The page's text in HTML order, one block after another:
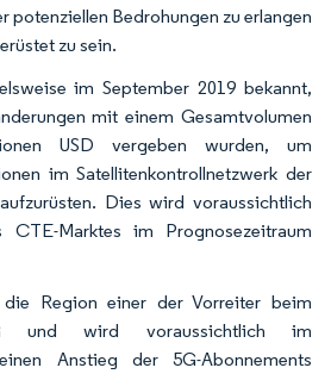
potenziellen Bedrohungen zu erlangen
zu sein.
im September 2019 bekannt,
mit einem Gesamtvolumen
USD vergeben wurden, um
im Satellitenkontrollnetzwerk der
Dies wird voraussichtlich
Marktes im Prognosezeitraum
Region einer der Vorreiter beim
und wird voraussichtlich im
Anstieg der 5G-Abonnements